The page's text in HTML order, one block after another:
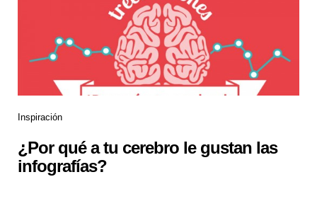
Inspiración
¿Por qué a tu cerebro le gustan las
infografías?